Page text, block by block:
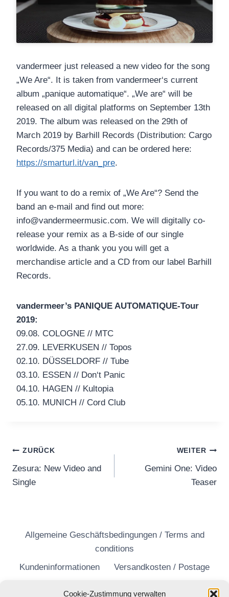
Cookie-Zustimmung verwalten
vandermeer just released a new video for the song
„We Are“. It is taken from vandermeer‘s current
album „panique automatique“. „We are“ will be
released on all digital platforms on September 13th
2019. The album was released on the 29th of
March 2019 by Barhill Records (Distribution: Cargo
Records/375 Media) and can be ordered here:
https://smarturl.it/van_pre.
If you want to do a remix of „We Are“? Send the
band an e-mail and find out more:
info@vandermeermusic.com. We will digitally co-
release your remix as a B-side of our single
worldwide. As a thank you you will get a
merchandise article and a CD from our label Barhill
Records.
vandermeer’s PANIQUE AUTOMATIQUE-Tour
2019:
09.08. COLOGNE // MTC
27.09. LEVERKUSEN // Topos
02.10. DÜSSELDORF // Tube
03.10. ESSEN // Don‘t Panic
04.10. HAGEN // Kultopia
05.10. MUNICH // Cord Club
Beitragsnavigation
ZURÜCK
Zesura: New Video and
Single
WEITER
Gemini One: Video
Teaser
Allgemeine Geschäftsbedingungen / Terms and
conditions
Kundeninformationen
Versandkosten / Postage